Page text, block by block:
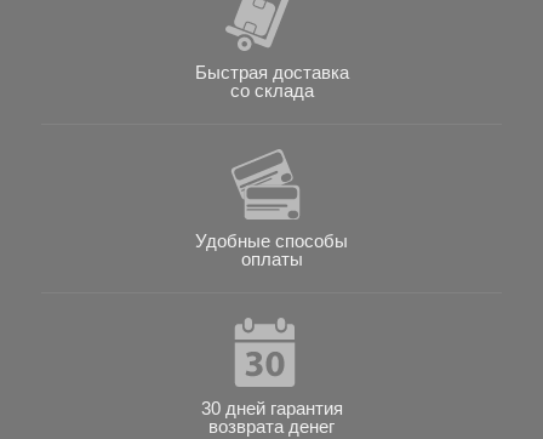
Быстрая доставка
со склада
Удобные способы
оплаты
30 дней гарантия
возврата денег